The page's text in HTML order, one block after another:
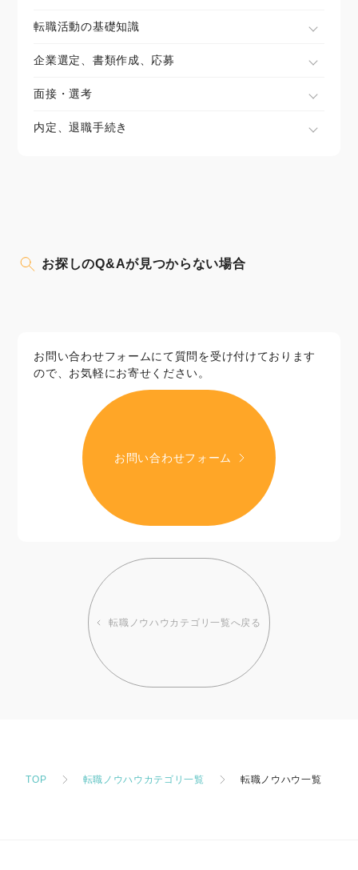
転職活動の基礎知識
企業選定、書類作成、応募
面接・選考
内定、退職手続き
お探しのQ&Aが見つからない場合
お問い合わせフォームにて質問を受け付けております
ので、お気軽にお寄せください。
お問い合わせフォーム
転職ノウハウカテゴリ一覧へ戻る
TOP 転職ノウハウカテゴリ一覧 転職ノウハウ一覧